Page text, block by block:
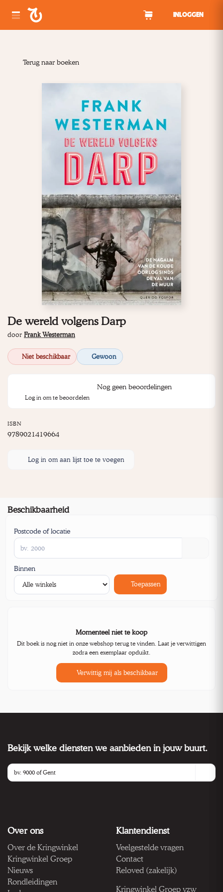
INLOGGEN
Terug naar boeken
De wereld volgens Darp
door Frank Westerman
Niet beschikbaar Gewoon
Nog geen beoordelingen
Log in om te beoordelen
ISBN
9789021419664
Log in om aan lijst toe te voegen
Beschikbaarheid
Postcode of locatie
Binnen
Toepassen
Momenteel niet te koop
Dit boek is nog niet in onze webshop terug te vinden. Laat je verwittigen
zodra een exemplaar opduikt.
Verwittig mij als beschikbaar
Bekijk welke diensten we aanbieden in jouw buurt.
Over ons
Over de Kringwinkel
Kringwinkel Groep
Nieuws
Rondleidingen
Klantendienst
Veelgestelde vragen
Contact
Reloved (zakelijk)
Kringwinkel Groep vzw